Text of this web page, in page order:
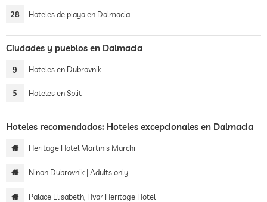
28 Hoteles de playa en Dalmacia
Ciudades y pueblos en Dalmacia
9 Hoteles en Dubrovnik
5 Hoteles en Split
Hoteles recomendados: Hoteles excepcionales en Dalmacia
Heritage Hotel Martinis Marchi
Ninon Dubrovnik | Adults only
Palace Elisabeth, Hvar Heritage Hotel